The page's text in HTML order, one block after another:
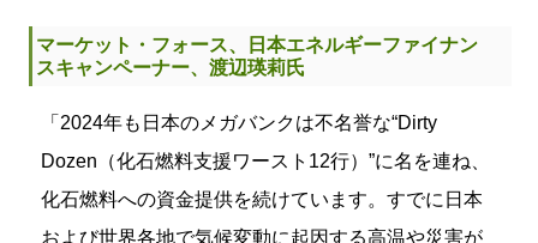
マーケット・フォース、日本エネルギーファイナン
スキャンペーナー、渡辺瑛莉氏
「2024年も日本のメガバンクは不名誉な“Dirty
Dozen（化石燃料支援ワースト12行）”に名を連ね、
化石燃料への資金提供を続けています。すでに日本
および世界各地で気候変動に起因する高温や災害が